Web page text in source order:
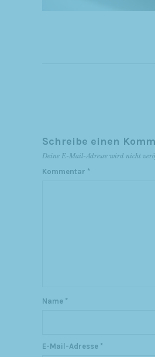
Schreibe einen
Deine E-Mail-Adresse wird nicht
Kommentar *
Name *
E-Mail-Adresse *